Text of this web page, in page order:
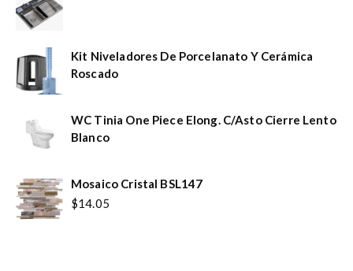
Kit Niveladores De Porcelanato Y Cerámica
Roscado
WC Tinia One Piece Elong. C/Asto Cierre Lento
Blanco
Mosaico Cristal BSL147
$14.05